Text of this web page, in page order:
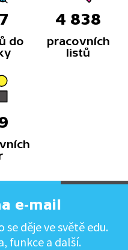
do
4 838
pracovních
listů
e-mail
se děje ve světě edu.
funkce a další.